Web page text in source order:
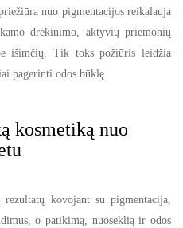
nuo pigmentacijos reikalauja
drėkinimo, aktyvių priemonių
išimčių. Tik toks požiūris leidžia
pagerinti odos būklę.
kosmetiką nuo
kovojant su pigmentacija,
o patikimą, nuoseklią ir odos